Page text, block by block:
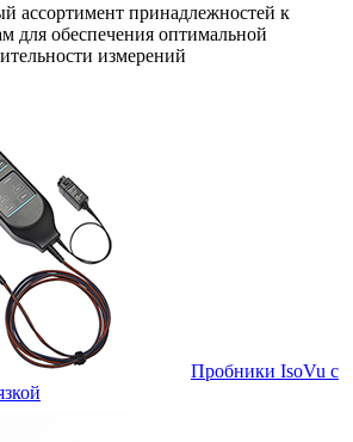
ассортимент принадлежностей к
для обеспечения оптимальной
измерений
Пробники IsoVu с